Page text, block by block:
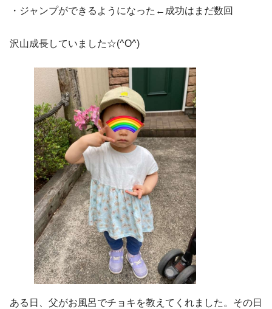
・ジャンプができるようになった←成功はまだ数回
沢山成長していました☆(^O^)
ある日、父がお風呂でチョキを教えてくれました。その日